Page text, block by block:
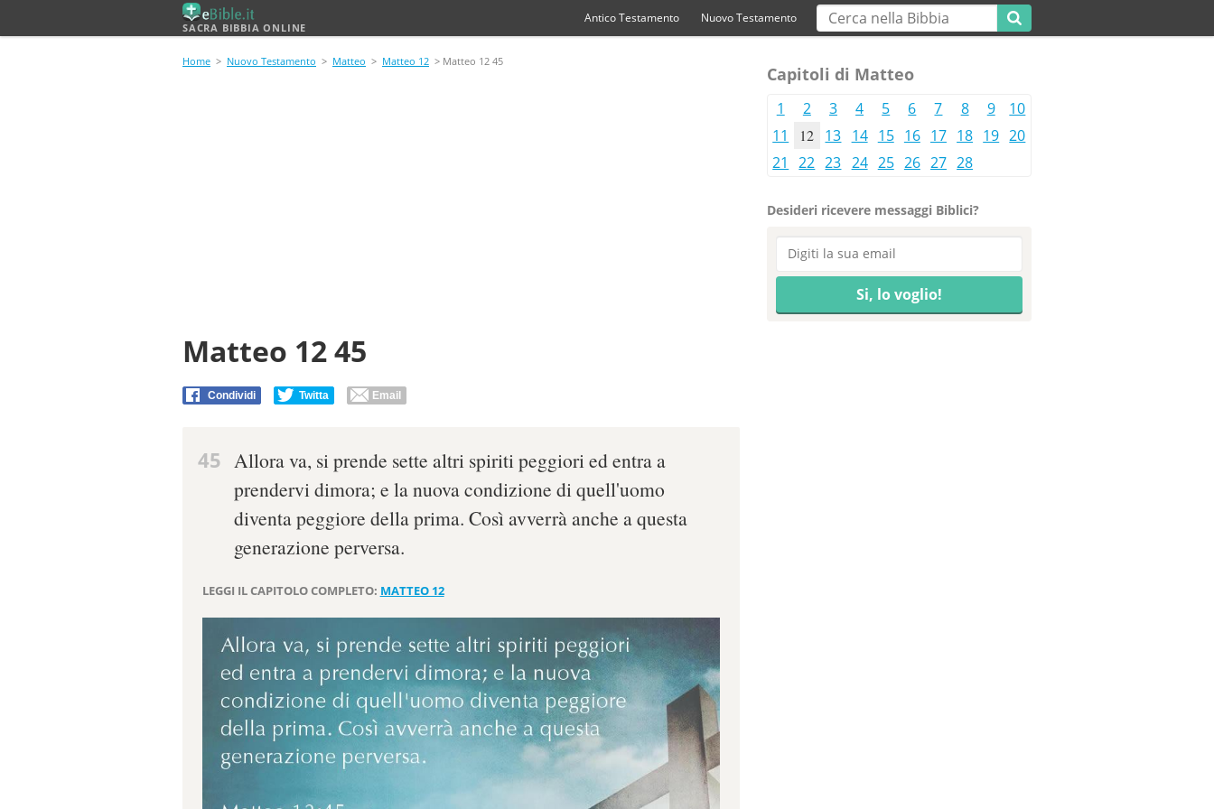
SACRA BIBBIA ONLINE
Antico Testamento Nuovo Testamento
Home > Nuovo Testamento > Matteo > Matteo 12 > Matteo 12 45
Matteo 12 45
Condividi Twitta Email
45 Allora va, si prende sette altri spiriti peggiori ed entra a
prendervi dimora; e la nuova condizione di quell'uomo
diventa peggiore della prima. Così avverrà anche a questa
generazione perversa.
LEGGI IL CAPITOLO COMPLETO: MATTEO 12
Capitoli di Matteo
1 2 3 4 5 6 7 8 9
10
11
12 13 14 15 16 17 18 19 20
21
22 23 24 25 26 27 28
Desideri ricevere messaggi Biblici?